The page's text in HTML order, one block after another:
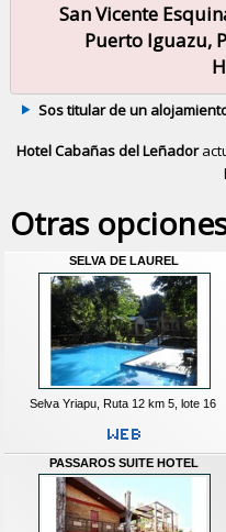
San Vicente
Puerto Iguazu,
Sos titular de un
Hotel Cabañas del Leñador
Otras
SELVA DE LAUREL
Selva Yriapu, Ruta 12 km 5, lote 16
PASSAROS SUITE HOTEL